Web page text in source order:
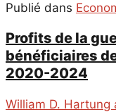
Publié dans
Profits de la
bénéficiaires
2020-2024
William D. Hartung